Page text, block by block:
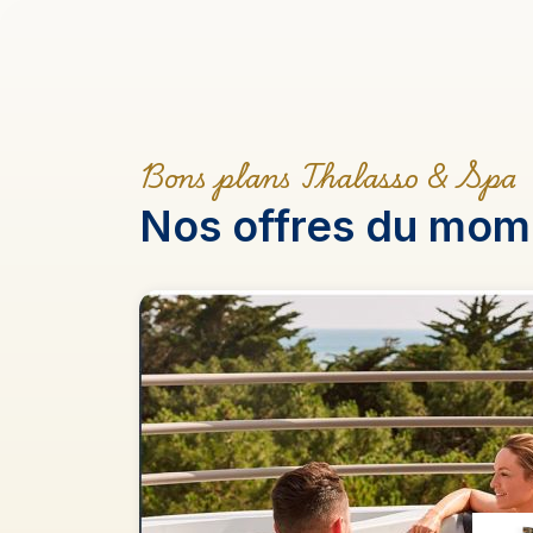
Nos offres du
Bons plans Thalasso & Spa